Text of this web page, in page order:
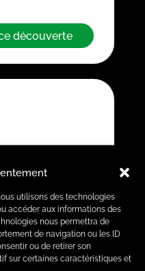
utilisons des technologies
accéder aux informations des
nous permettra de
de navigation ou les ID
ou de retirer son
sur certaines caractéristiques et
découverte
Cette
plus efficace